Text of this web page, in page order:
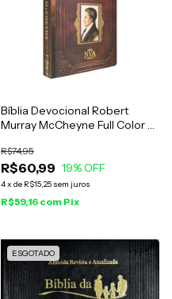
Bíblia Devocional Robert
Murray McCheyne Full Color -
R$60,99
R$74,95
19% OFF
4x de R$15,25 sem juros
R$59,16 com Pix
1/5
ESGOTADO